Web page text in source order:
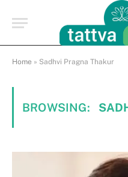
Home » Sadhvi Pragna Thakur
BROWSING: